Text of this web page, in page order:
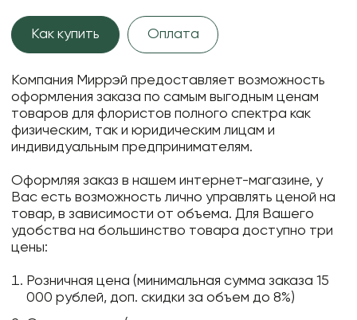
Как купить Оплата
Компания Миррэй предоставляет возможность
оформления заказа по самым выгодным ценам
товаров для флористов полного спектра как
физическим, так и юридическим лицам и
индивидуальным предпринимателям.
Оформляя заказ в нашем интернет-магазине, у
Вас есть возможность лично управлять ценой на
товар, в зависимости от объема. Для Вашего
удобства на большинство товара доступно три
цены:
Розничная цена (минимальная сумма заказа 15
000 рублей, доп. скидки за объем до 8%)